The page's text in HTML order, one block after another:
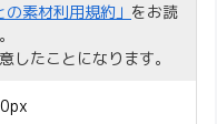
の素材利用規約」 をお読
したことになります。